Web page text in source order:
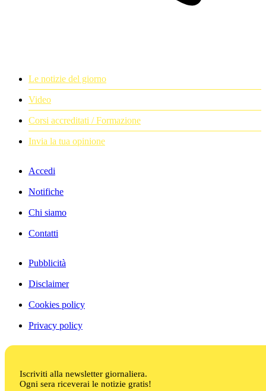
Le notizie del giorno
Video
Corsi accreditati / Formazione
Invia la tua opinione
Accedi
Notifiche
Chi siamo
Contatti
Pubblicità
Disclaimer
Cookies policy
Privacy policy
Iscriviti alla newsletter giornaliera.
Ogni sera riceverai le notizie gratis!